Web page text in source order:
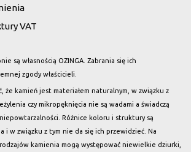
VAT
są własnością OZINGA. Zabrania się ich
zgody właścicieli.
że kamień jest materiałem naturalnym, w związku z
czy mikropęknięcia nie są wadami a świadczą
Różnice koloru i struktury są
i w związku z tym nie da się ich przewidzieć. Na
kamienia mogą występować niewielkie dziurki,